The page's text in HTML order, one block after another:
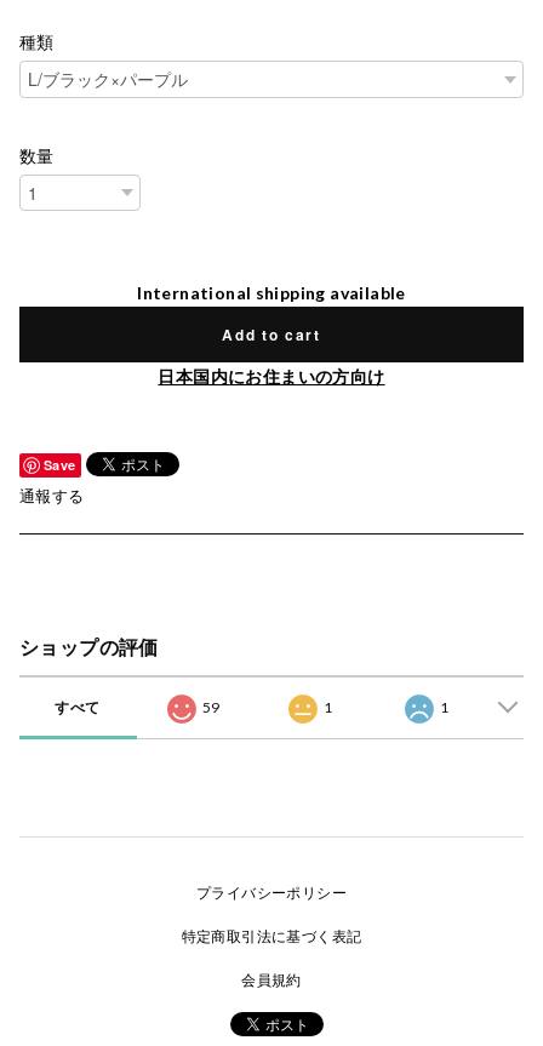
種類
数量
International shipping available
Add to cart
日本国内にお住まいの方向け
Save
通報する
ショップの評価
すべて 59 1 1
プライバシーポリシー
特定商取引法に基づく表記
会員規約